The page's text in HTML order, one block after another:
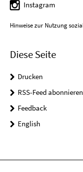
Instagram
Hinweise zur Nutzung
Diese Seite
Drucken
RSS-Feed abonnieren
Feedback
English